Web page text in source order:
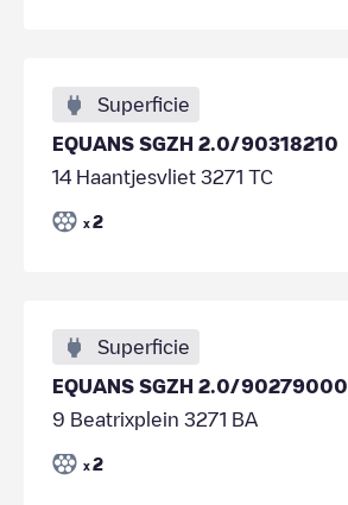
Superficie
EQUANS SGZH 2.0/90318210
14 Haantjesvliet 3271 TC
x 2
Superficie
EQUANS SGZH 2.0/90279000
9 Beatrixplein 3271 BA
x 2